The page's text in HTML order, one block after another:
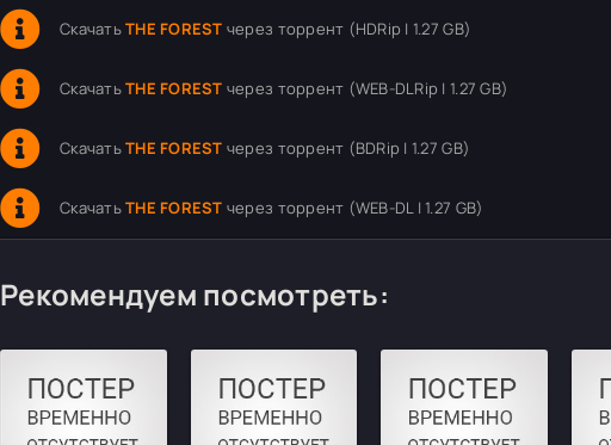
СкачатьTHE FOREST через торрент (HDRip | 1.27 GB)
СкачатьTHE FOREST через торрент (WEB-DLRip | 1.27 GB)
СкачатьTHE FOREST через торрент (BDRip | 1.27 GB)
СкачатьTHE FOREST через торрент (WEB-DL | 1.27 GB)
Рекомендуем посмотреть: